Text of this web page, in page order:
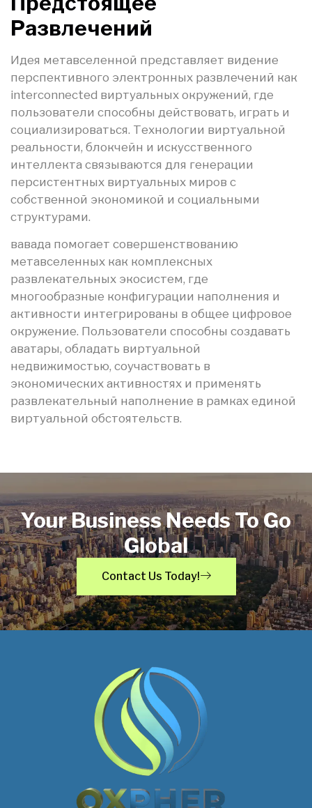
Развлечений
Идея метавселенной представляет видение
перспективного электронных развлечений как
interconnected виртуальных окружений, где
пользователи способны действовать, играть и
социализироваться. Технологии виртуальной
реальности, блокчейн и искусственного
интеллекта связываются для генерации
персистентных виртуальных миров с
собственной экономикой и социальными
структурами.
вавада помогает совершенствованию
метавселенных как комплексных
развлекательных экосистем, где
многообразные конфигурации наполнения и
активности интегрированы в общее цифровое
окружение. Пользователи способны создавать
аватары, обладать виртуальной
недвижимостью, соучаствовать в
экономических активностях и применять
развлекательный наполнение в рамках единой
виртуальной обстоятельств.
Your Business Needs To Go
Global
Contact Us Today!